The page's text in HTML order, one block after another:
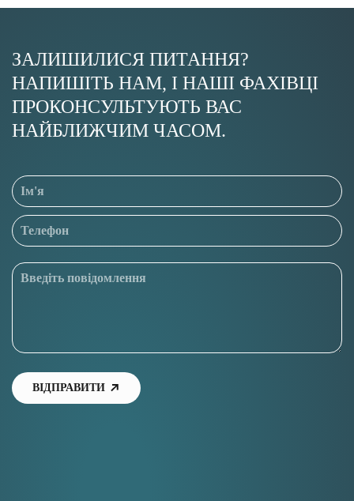
ЗАЛИШИЛИСЯ ПИТАННЯ?
НАПИШІТЬ НАМ, І НАШІ ФАХІВЦІ
ПРОКОНСУЛЬТУЮТЬ ВАС
НАЙБЛИЖЧИМ ЧАСОМ.
ВІДПРАВИТИ